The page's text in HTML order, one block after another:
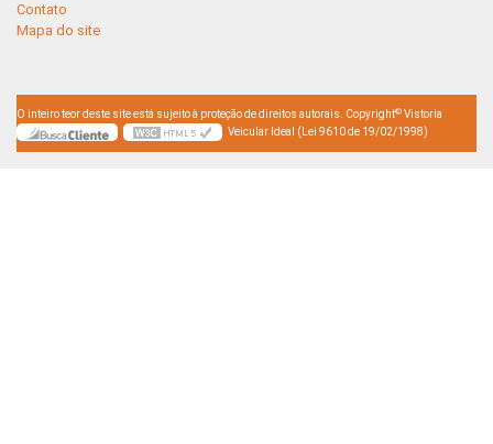
Contato
Mapa do site
O inteiro teor deste site está sujeito à proteção de direitos autorais. Copyright© Vistoria
Veicular Ideal (Lei 9610 de 19/02/1998)